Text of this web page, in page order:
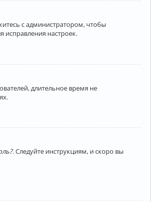
с администратором, чтобы
настроек.
длительное время не
. Следуйте инструкциям, и скоро вы